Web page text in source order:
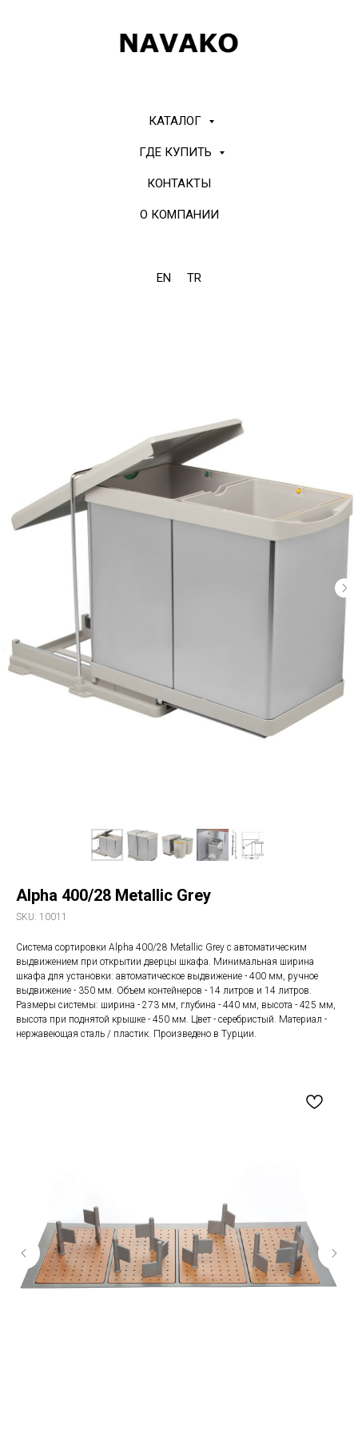
КАТАЛОГ
ГДЕ КУПИТЬ
КОНТАКТЫ
О КОМПАНИИ
EN TR
Alpha 400/28 Metallic Grey
SKU: 10011
Система сортировки Alpha 400/28 Metallic Grey с автоматическим
выдвижением при открытии дверцы шкафа. Минимальная ширина
шкафа для установки: автоматическое выдвижение - 400 мм, ручное
выдвижение - 350 мм. Объем контейнеров - 14 литров и 14 литров.
Размеры системы: ширина - 273 мм, глубина - 440 мм, высота - 425 мм,
высота при поднятой крышке - 450 мм. Цвет - серебристый. Материал -
нержавеющая сталь / пластик. Произведено в Турции.